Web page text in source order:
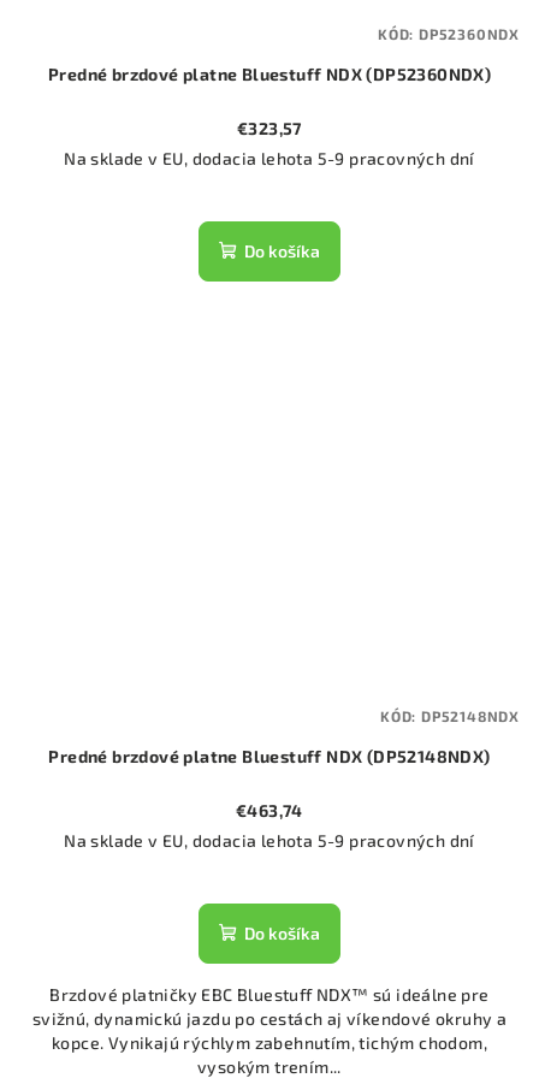
Predné brzdové platne Bluestuff NDX (DP52360NDX)
€323,57
Na sklade v EU, dodacia lehota 5-9 pracovných dní
Do košíka
KÓD: DP52360NDX
Predné brzdové platne Bluestuff NDX (DP52148NDX)
€463,74
Na sklade v EU, dodacia lehota 5-9 pracovných dní
Do košíka
Brzdové platničky EBC Bluestuff NDX™ sú ideálne pre
svižnú, dynamickú jazdu po cestách aj víkendové okruhy a
kopce. Vynikajú rýchlym zabehnutím, tichým chodom,
vysokým trením...
KÓD: DP52148NDX